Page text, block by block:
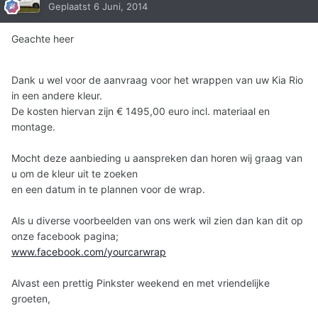
Geplaatst 6 Juni, 2014
Geachte heer
Dank u wel voor de aanvraag voor het wrappen van uw Kia Rio
in een andere kleur.
De kosten hiervan zijn € 1495,00 euro incl. materiaal en
montage.
Mocht deze aanbieding u aanspreken dan horen wij graag van
u om de kleur uit te zoeken
en een datum in te plannen voor de wrap.
Als u diverse voorbeelden van ons werk wil zien dan kan dit op
onze facebook pagina;
www.facebook.com/yourcarwrap
Alvast een prettig Pinkster weekend en met vriendelijke
groeten,